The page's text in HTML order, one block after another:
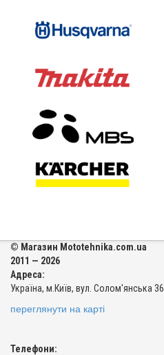
© Магазин Mototehnika.com.ua
2011 — 2026
Адреса:
Україна, м.Київ, вул. Солом'янська 36
переглянути на карті
Телефони: